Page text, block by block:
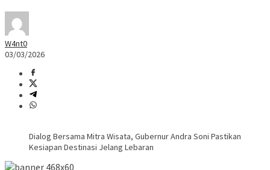
W4nt0
03/03/2026
Dialog Bersama Mitra Wisata, Gubernur Andra Soni Pastikan
Kesiapan Destinasi Jelang Lebaran